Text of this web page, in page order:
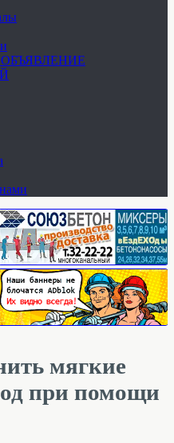
мягкие
при помощи